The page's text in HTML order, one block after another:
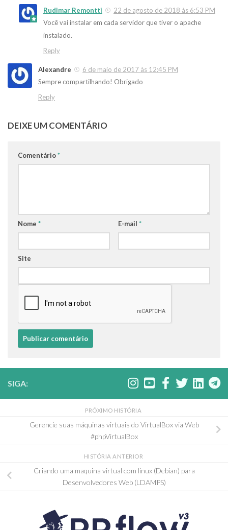
Rudimar Remontti
22 de agosto de 2018 às 6:53 PM
Você vai instalar em cada servidor que tiver o apache
instalado.
Reply
Alexandre
6 de maio de 2017 às 12:45 PM
Sempre compartilhando! Obrigado
Reply
DEIXE UM COMENTÁRIO
Comentário*
Nome * E-mail *
Site
SIGA:
PRÓXIMO HISTÓRIA
Gerencie suas máquinas virtuais do VirtualBox via Web
#phpVirtualBox
HISTÓRIA ANTERIOR
Criando uma maquina virtual com linux (Debian) para
Desenvolvedores Web (LDAMPS)